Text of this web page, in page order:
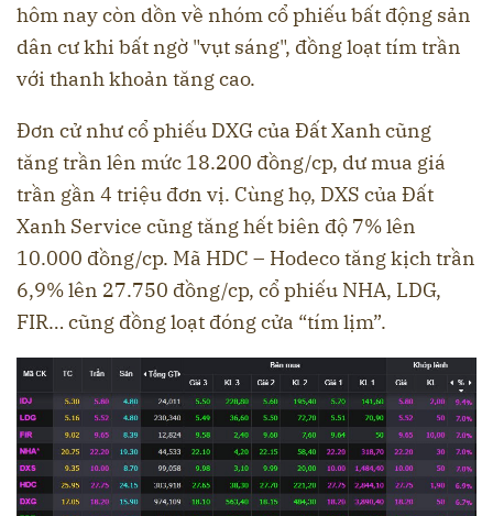
hôm nay còn dồn về nhóm cổ phiếu bất động sản
dân cư khi bất ngờ "vụt sáng", đồng loạt tím trần
với thanh khoản tăng cao.
Đơn cử như cổ phiếu DXG của Đất Xanh cũng
tăng trần lên mức 18.200 đồng/cp, dư mua giá
trần gần 4 triệu đơn vị. Cùng họ, DXS của Đất
Xanh Service cũng tăng hết biên độ 7% lên
10.000 đồng/cp. Mã HDC – Hodeco tăng kịch trần
6,9% lên 27.750 đồng/cp, cổ phiếu NHA, LDG,
FIR… cũng đồng loạt đóng cửa “tím lịm”.